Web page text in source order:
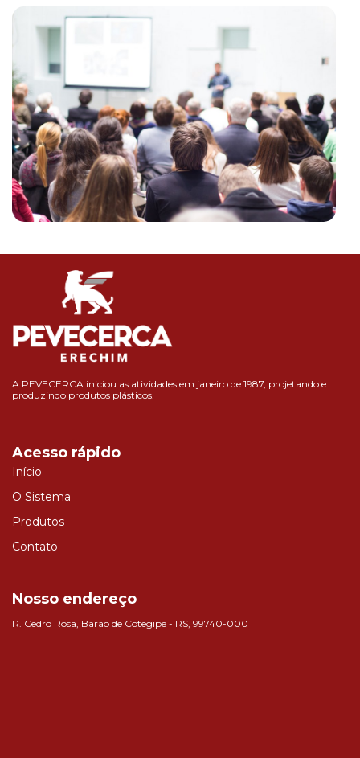
A PEVECERCA iniciou as atividades em janeiro de 1987, projetando e
produzindo produtos plásticos.
Acesso rápido
Início
O Sistema
Produtos
Contato
Nosso endereço
R. Cedro Rosa, Barão de Cotegipe - RS, 99740-000